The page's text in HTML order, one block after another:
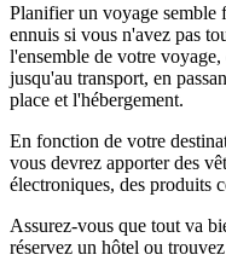
Planifier un voyage semble
ennuis si vous n'avez pas
l'ensemble de votre
jusqu'au transport, en
place et l'hébergement.
En fonction de votre
vous devrez apporter des
électroniques, des produits
Assurez-vous que tout va
réservez un hôtel ou